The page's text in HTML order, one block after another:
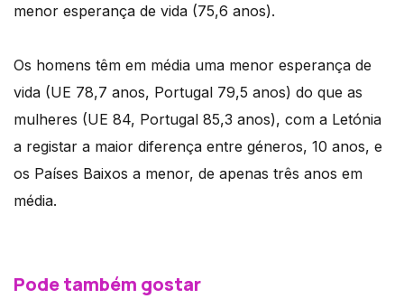
menor esperança de vida (75,6 anos).
Os homens têm em média uma menor esperança de
vida (UE 78,7 anos, Portugal 79,5 anos) do que as
mulheres (UE 84, Portugal 85,3 anos), com a Letónia
a registar a maior diferença entre géneros, 10 anos, e
os Países Baixos a menor, de apenas três anos em
média.
Pode também gostar